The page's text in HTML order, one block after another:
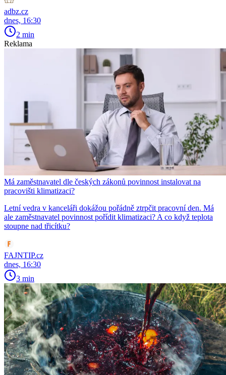
adbz.cz
dnes, 16:30
2 min
Reklama
Má zaměstnavatel dle českých zákonů povinnost instalovat na
pracovišti klimatizaci?
Letní vedra v kanceláři dokážou pořádně ztrpčit pracovní den. Má
ale zaměstnavatel povinnost pořídit klimatizaci? A co když teplota
stoupne nad třicítku?
FAJNTIP.cz
dnes, 16:30
3 min